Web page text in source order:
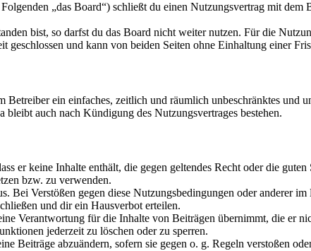
„das Board“) schließt du einen Nutzungsvertrag mit
bist, so darfst du das Board nicht weiter nutzen. Für die
geschlossen und kann von beiden Seiten ohne Einhaltung einer
Betreiber ein einfaches, zeitlich und räumlich unbeschränktes und
auch nach Kündigung des Nutzungsvertrages bestehen.
er keine Inhalte enthält, die gegen geltendes Recht oder die
bzw. zu verwenden.
Bei Verstößen gegen diese Nutzungsbedingungen oder anderer
und dir ein Hausverbot erteilen.
Verantwortung für die Inhalte von Beiträgen übernimmt, die er
jederzeit zu löschen oder zu sperren.
Beiträge abzuändern, sofern sie gegen o. g. Regeln verstoßen